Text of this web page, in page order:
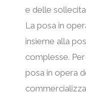
e delle
La posa in
insieme alla
complesse.
posa in opera